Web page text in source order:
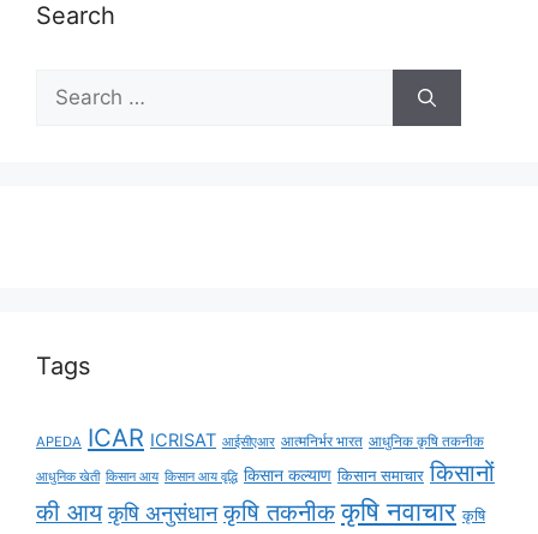
Search
Tags
APEDA ICAR ICRISAT आईसीएआर आत्मनिर्भर भारत आधुनिक कृषि तकनीक
आधुनिक खेती किसान आय किसान आय वृद्धि किसान कल्याण किसान समाचार किसानों
की आय कृषि अनुसंधान कृषि तकनीक कृषि नवाचार कृषि